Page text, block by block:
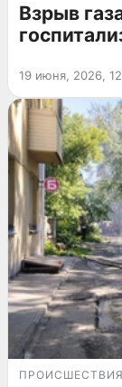
Взрыв
19 июня, 2026,
ПРОИСШЕСТВИЯ